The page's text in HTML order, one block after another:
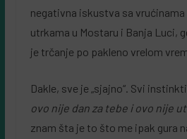
negativna iskustva sa
utrkama u Mostaru i Banja Luci,
je trčanje po pakleno vrelom
Dakle, sve je „sjajno“. Svi
ovo nije dan za tebe i ovo nije
znam šta je to što me ipak gura